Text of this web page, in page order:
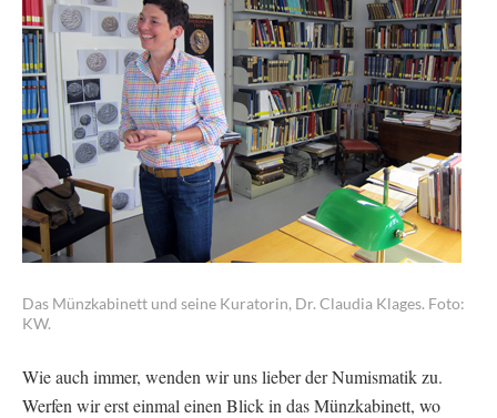
Das Münzkabinett und seine Kuratorin, Dr. Claudia Klages. Foto:
KW.
Wie auch immer, wenden wir uns lieber der Numismatik zu.
Werfen wir erst einmal einen Blick in das Münzkabinett, wo